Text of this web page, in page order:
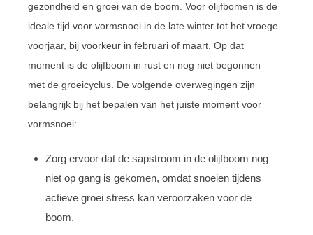
gezondheid en groei van de boom. Voor olijfbomen is de
ideale tijd voor vormsnoei in de late winter tot het vroege
voorjaar, bij voorkeur in februari of maart. Op dat
moment is de olijfboom in rust en nog niet begonnen
met de groeicyclus. De volgende overwegingen zijn
belangrijk bij het bepalen van het juiste moment voor
vormsnoei:
Zorg ervoor dat de sapstroom in de olijfboom nog
niet op gang is gekomen, omdat snoeien tijdens
actieve groei stress kan veroorzaken voor de
boom.